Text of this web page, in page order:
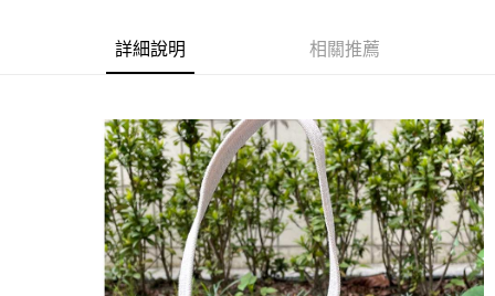
玉山商業銀行
星展（台灣）商業銀行
台新國際商業銀行
中國信託商業銀行
元大商業銀行
永豐商業銀行
玉山商業銀行
台灣樂天信用卡公司
AFTEE先享後付
【關於「AFTEE先享後付」】
AFTEE先享後付是「在收到商品之後才付款」的支付方式。 讓您購物簡單
便利好安心！
１．簡單：不需註冊會員、不需綁卡、不需儲值。
２．便利：只要手機號碼，簡訊認證，即可結帳。
３．安心：先確認商品／服務後，再付款。
詳細說明 相關推薦